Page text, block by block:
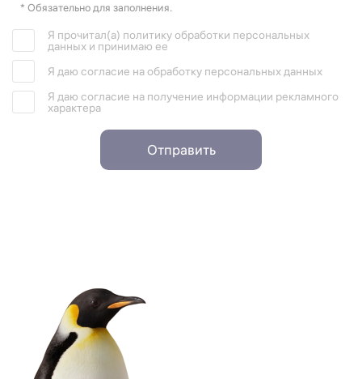
* Обязательно для заполнения.
Я прочитал(а) политику обработки персональных
данных и принимаю ее
Я даю согласие на обработку персональных данных
Я даю согласие на получение информации рекламного
характера
Отправить